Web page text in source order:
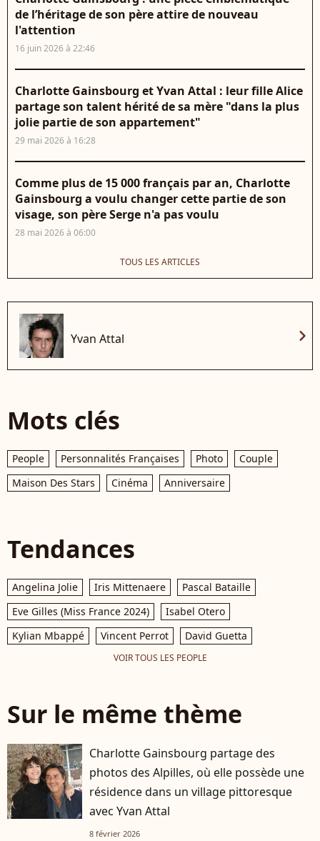
de l’héritage de son père attire de nouveau
l'attention
16 juin 2026 à 22:46
Charlotte Gainsbourg et Yvan Attal : leur fille Alice
partage son talent hérité de sa mère "dans la plus
jolie partie de son appartement"
29 mai 2026 à 16:28
Comme plus de 15 000 français par an, Charlotte
Gainsbourg a voulu changer cette partie de son
visage, son père Serge n'a pas voulu
28 mai 2026 à 06:00
TOUS LES ARTICLES
Yvan Attal chevron_right
Mots clés
People Personnalités Françaises Photo
Couple
Maison Des Stars
Cinéma Anniversaire
Tendances
Angelina Jolie Iris Mittenaere
Pascal Bataille
Eve Gilles (Miss France 2024)
Isabel Otero
Kylian Mbappé
Vincent Perrot David Guetta
VOIR TOUS LES PEOPLE
Sur le même thème
Charlotte Gainsbourg partage des
photos des Alpilles, où elle possède une
résidence dans un village pittoresque
avec Yvan Attal
8 février 2026